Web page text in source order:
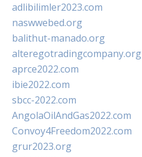
adlibilimler2023.com
naswwebed.org
balithut-manado.org
alteregotradingcompany.org
aprce2022.com
ibie2022.com
sbcc-2022.com
AngolaOilAndGas2022.com
Convoy4Freedom2022.com
grur2023.org